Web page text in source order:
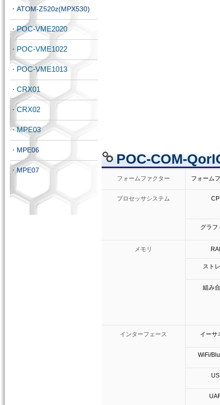
・ ATOM-Z520z(MPX530)
・POC-VME2020
・ POC-VME1022
・ POC-VME1013
・ CRX01
・CRX02
・MPE03
・ MPE06
・MPE07
POC-COM-
フォームファクター フォーム
プロセッサシステム
グラフ
メモリ
スト
組み
インターフェース イーサ
WiFi/